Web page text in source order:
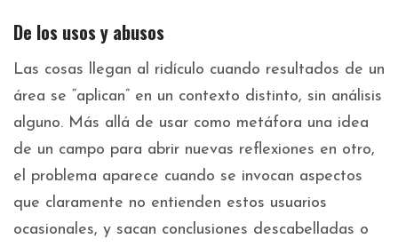
De los usos y abusos
Las cosas llegan al ridículo cuando resultados de un
área se “aplican” en un contexto distinto, sin análisis
alguno. Más allá de usar como metáfora una idea
de un campo para abrir nuevas reflexiones en otro,
el problema aparece cuando se invocan aspectos
que claramente no entienden estos usuarios
ocasionales, y sacan conclusiones descabelladas o